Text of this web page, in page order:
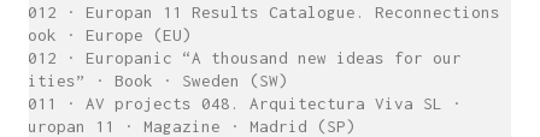
2012 · Europan 11 Results Catalogue. Reconnections ·
Book · Europe (EU)
2012 · Europanic “A thousand new ideas for our
cities” · Book · Sweden (SW)
2011 · AV projects 048. Arquitectura Viva SL ·
Europan 11 · Magazine · Madrid (SP)